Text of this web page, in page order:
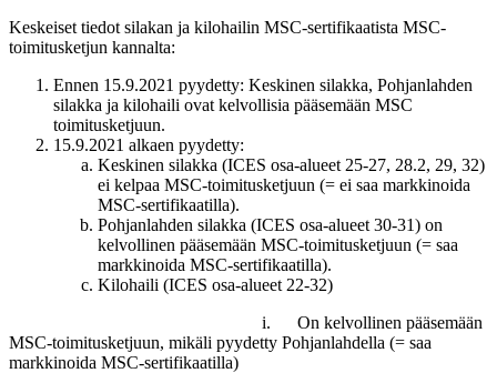
Keskeiset tiedot silakan ja kilohailin MSC-sertifikaatista MSC-
toimitusketjun kannalta:
Ennen 15.9.2021 pyydetty: Keskinen silakka, Pohjanlahden
silakka ja kilohaili ovat kelvollisia pääsemään MSC
toimitusketjuun.
15.9.2021 alkaen pyydetty:
Keskinen silakka (ICES osa-alueet 25-27, 28.2, 29, 32)
ei kelpaa MSC-toimitusketjuun (= ei saa markkinoida
MSC-sertifikaatilla).
Pohjanlahden silakka (ICES osa-alueet 30-31) on
kelvollinen pääsemään MSC-toimitusketjuun (= saa
markkinoida MSC-sertifikaatilla).
Kilohaili (ICES osa-alueet 22-32)
i. On kelvollinen pääsemään
MSC-toimitusketjuun, mikäli pyydetty Pohjanlahdella (= saa
markkinoida MSC-sertifikaatilla)